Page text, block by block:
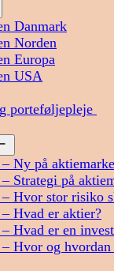
Danmark
Norden
Europa
USA
porteføljepleje
menu
Ny på
Strategi på
Hvor stor risiko
Hvad er aktier?
Hvad er en
Hvor og hvordan